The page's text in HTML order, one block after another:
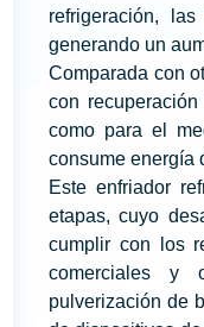
refrigeración,
generando un
Comparada con
con
como para el
consume energía
Este enfriador
etapas, cuyo
cumplir con los
comerciales y
pulverización de